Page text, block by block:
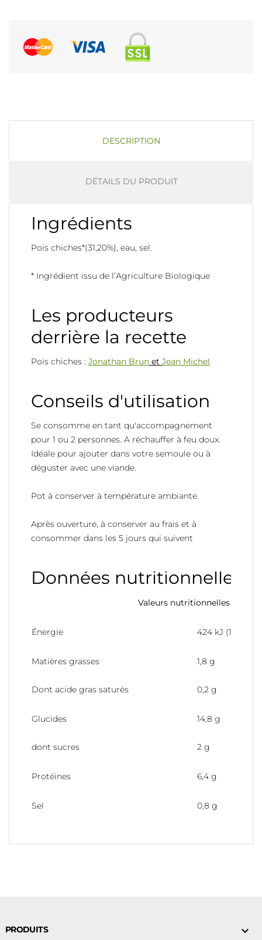
DESCRIPTION
DÉTAILS DU PRODUIT
Ingrédients
Pois chiches*(31,20%), eau, sel.
* Ingrédient issu de l’Agriculture Biologique
Les producteurs
derrière la recette
Pois chiches : Jonathan Brun et Jean Michel
Conseils d'utilisation
Se consomme en tant qu'accompagnement
pour 1 ou 2 personnes. A réchauffer à feu doux.
Idéale pour ajouter dans votre semoule ou à
déguster avec une viande.
Pot à conserver à température ambiante.
Après ouverture, à conserver au frais et à
consommer dans les 5 jours qui suivent
Données nutritionnelles
Valeurs nutritionnelles pour
Énergie 424 kJ (101 kcal)
Matières grasses
Dont acide gras saturés
1,8 g
0,2 g
Glucides
dont sucres
14,8 g
2 g
Protéines 6,4 g
Sel 0,8 g
PRODUITS 